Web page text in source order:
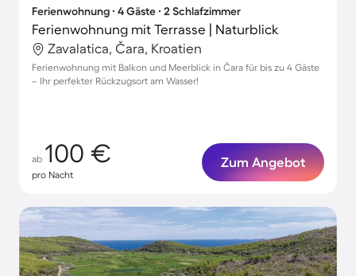
Ferienwohnung ∙ 4 Gäste ∙ 2 Schlafzimmer
Ferienwohnung mit Terrasse | Naturblick
Zavalatica, Čara, Kroatien
Ferienwohnung mit Balkon und Meerblick in Čara für bis zu 4 Gäste
– Ihr perfekter Rückzugsort am Wasser!
ab 100 €
pro Nacht
Zum Angebot